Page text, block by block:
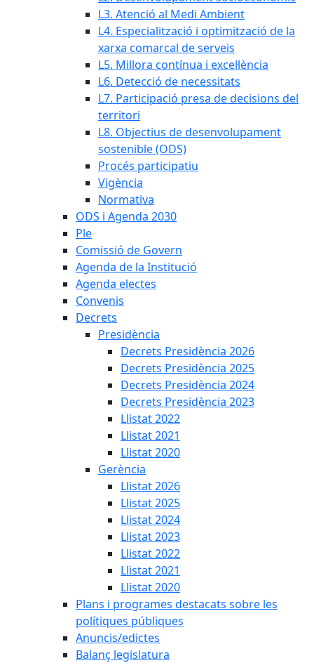
L3. Atenció al Medi Ambient
L4. Especialització i optimització de la
xarxa comarcal de serveis
L5. Millora contínua i excel·lència
L6. Detecció de necessitats
L7. Participació presa de decisions del
territori
L8. Objectius de desenvolupament
sostenible (ODS)
Procés participatiu
Vigència
Normativa
ODS i Agenda 2030
Ple
Comissió de Govern
Agenda de la Institució
Agenda electes
Convenis
Decrets
Presidència
Decrets Presidència 2026
Decrets Presidència 2025
Decrets Presidència 2024
Decrets Presidència 2023
Llistat 2022
Llistat 2021
Llistat 2020
Gerència
Llistat 2026
Llistat 2025
Llistat 2024
Llistat 2023
Llistat 2022
Llistat 2021
Llistat 2020
Plans i programes destacats sobre les
polítiques públiques
Anuncis/edictes
Balanç legislatura